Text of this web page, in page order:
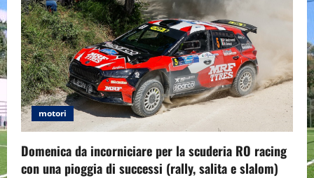
motori
Domenica da incorniciare per la scuderia RO racing
con una pioggia di successi (rally, salita e slalom)